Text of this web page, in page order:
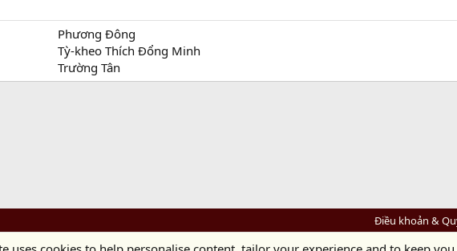
Phương Đông
Tỳ-kheo Thích Đổng Minh
Trường Tân
Điều khoản &